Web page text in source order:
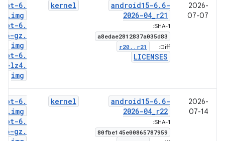
2026-
07-07
android15-6. 6-
2026-04_r21
SHA-1:
a8edae2812837a035d83
Diff:
r20 . . r21
LICENSES
kernel
6.
. img
6.
6-gz .
img
6.
6-lz4.
img
2026-
07-14
android15-6. 6-
2026-04_r22
SHA-1:
80fbe145e00865787959
kernel
6.
. img
6.
6-gz .